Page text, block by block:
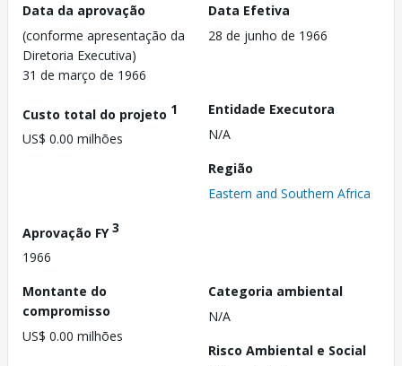
Data da aprovação
(conforme apresentação da
Diretoria Executiva)
31 de março de 1966
Data Efetiva
28 de junho de 1966
Custo total do projeto 1
US$ 0.00 milhões
Entidade Executora
N/A
Região
Eastern and Southern Africa
Aprovação FY3
1966
Montante do
compromisso
US$ 0.00 milhões
Categoria ambiental
N/A
Risco Ambiental e Social